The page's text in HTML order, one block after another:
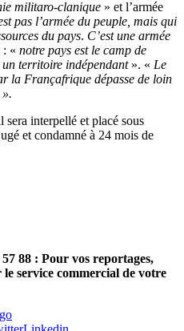
militaro-clanique » et l’armée
pas l’armée du peuple, mais qui
du pays. C’est une armée
: « notre pays est le camp de
un territoire indépendant». « Le
la Françafrique dépasse de loin
interpellé et placé sous
et condamné à 24 mois de
88 : Pour vos reportages,
service commercial de votre